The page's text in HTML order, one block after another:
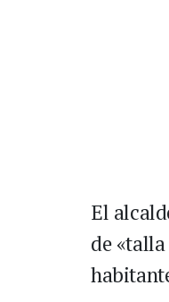
El
de